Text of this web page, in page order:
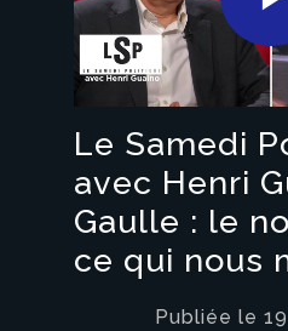
Le Samedi
avec Henri
Gaulle : le
ce qui nous
Publiée le